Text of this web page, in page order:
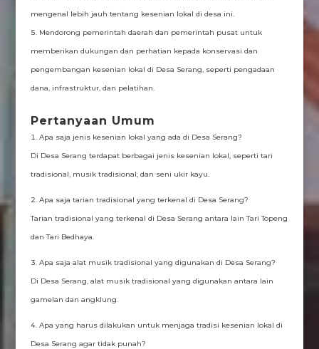
mengenal lebih jauh tentang kesenian lokal di desa ini.
Mendorong pemerintah daerah dan pemerintah pusat untuk
memberikan dukungan dan perhatian kepada konservasi dan
pengembangan kesenian lokal di Desa Serang, seperti pengadaan
dana, infrastruktur, dan pelatihan.
Pertanyaan Umum
Apa saja jenis kesenian lokal yang ada di Desa Serang?
Di Desa Serang terdapat berbagai jenis kesenian lokal, seperti tari
tradisional, musik tradisional, dan seni ukir kayu.
Apa saja tarian tradisional yang terkenal di Desa Serang?
Tarian tradisional yang terkenal di Desa Serang antara lain Tari Topeng
dan Tari Bedhaya.
Apa saja alat musik tradisional yang digunakan di Desa Serang?
Di Desa Serang, alat musik tradisional yang digunakan antara lain
gamelan dan angklung.
Apa yang harus dilakukan untuk menjaga tradisi kesenian lokal di
Desa Serang agar tidak punah?